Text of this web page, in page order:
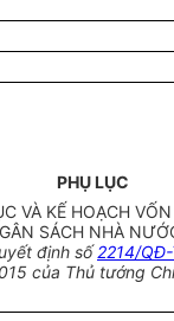
PHỤ LỤC
VÀ KẾ HOẠCH
SÁCH NHÀ
định số2214/
của Thủ tướng